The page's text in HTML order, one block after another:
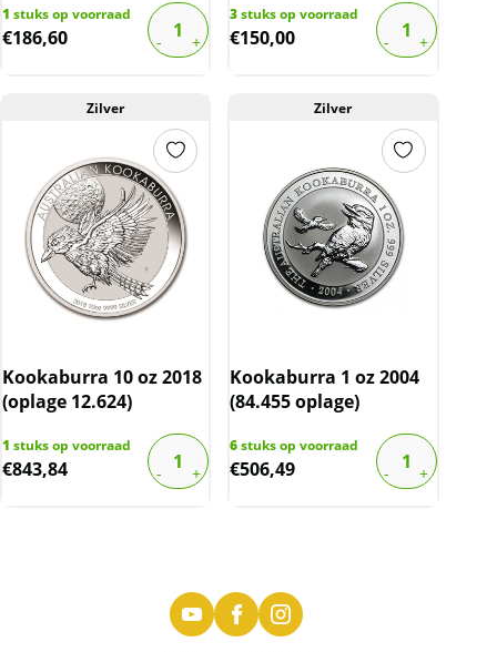
1 stuks op voorraad
€186,60
3stuks op voorraad
€150,00
Zilver
Kookaburra 10 oz 2018
(oplage 12.624)
1 stuks op voorraad
€843,84
Zilver
Kookaburra 1 oz 2004
(84.455 oplage)
6stuks op voorraad
€506,49